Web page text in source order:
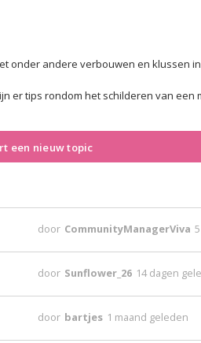
onder andere verbouwen en klussen
er tips rondom het schilderen van
een nieuw topic
door CommunityManagerViva
door Sunflower_26 14 dagen
door bartjes 1 maand geleden